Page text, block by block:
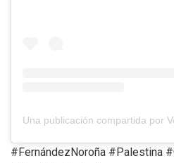
#FernándezNoroña #Palestina